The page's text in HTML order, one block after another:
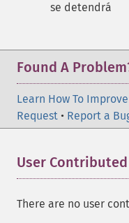
se detendrá
Found A
Learn How To
Request • Report a
User
There are no user